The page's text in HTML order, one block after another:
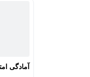
آمادگی